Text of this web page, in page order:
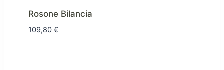
Rosone Bilancia
109,80 €